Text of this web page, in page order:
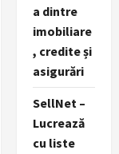
a dintre
imobiliare
, credite și
asigurări
SellNet –
Lucrează
cu liste